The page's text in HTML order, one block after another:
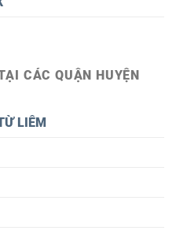
CÁC QUẬN HUYỆN
LIÊM